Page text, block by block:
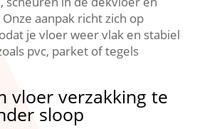
aanpak richt zich op
je vloer weer vlak en stabiel
pvc, parket of tegels
vloer verzakking te
sloop